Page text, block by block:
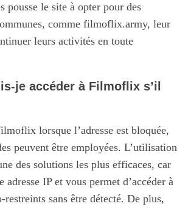
pousse le site à opter pour des
comme filmoflix.army, leur
leurs activités en toute
je accéder à Filmoflix s’il
lorsque l’adresse est bloquée,
peuvent être employées. L’utilisation
des solutions les plus efficaces, car
adresse IP et vous permet d’accéder à
restreints sans être détecté. De plus,